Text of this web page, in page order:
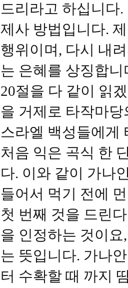
드리라고 하십니다.
제사 방법입니다.
행위이며, 다시 내
는 은혜를 상징합니
20절을 다 같이 읽
을 거제로 타작마
스라엘 백성들에게
처음 익은 곡식 한
다. 이와 같이 가나
들어서 먹기 전에
첫 번째 것을 드린
을 인정하는 것이
는 뜻입니다. 가나
터 수확할 때 까지